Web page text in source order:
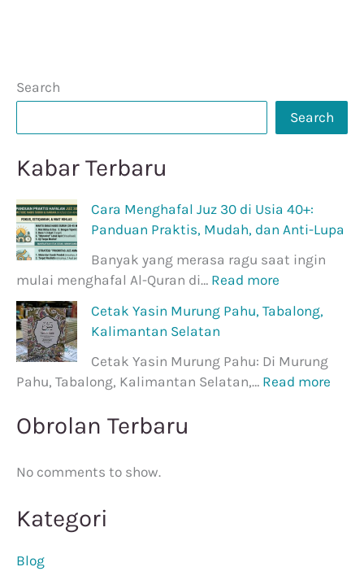
Search
Search
Kabar Terbaru
Cara Menghafal Juz 30 di Usia 40+:
Panduan Praktis, Mudah, dan Anti-Lupa
Banyak yang merasa ragu saat ingin
mulai menghafal Al-Quran di… Read more
Cetak Yasin Murung Pahu, Tabalong,
Kalimantan Selatan
Cetak Yasin Murung Pahu: Di Murung
Pahu, Tabalong, Kalimantan Selatan,… Read more
Obrolan Terbaru
No comments to show.
Kategori
Blog